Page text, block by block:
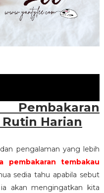
Harian
pengalaman yang lebih
pembakaran tembakau
sedia tahu apabila sebut
ia akan mengingatkan kita